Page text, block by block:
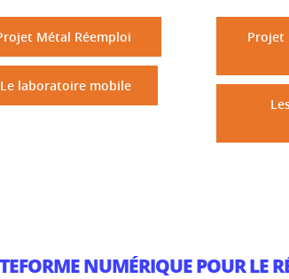
Métal Réemploi
Le laboratoire mobile
Projet
NUMÉRIQUE POUR LE